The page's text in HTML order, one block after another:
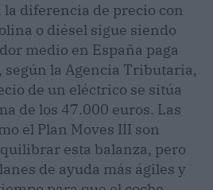
la diferencia de precio con
o diésel sigue siendo
medio en España paga
según la Agencia Tributaria,
de un eléctrico se sitúa
de los 47.000 euros. Las
el Plan Moves III son
esta balanza, pero
de ayuda más ágiles y